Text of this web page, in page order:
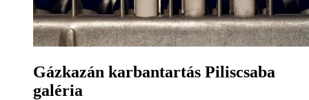
Gázkazán karbantartás Piliscsaba
galéria